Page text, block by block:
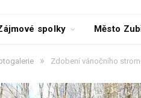
spolky Město
» Zdobení vánočního